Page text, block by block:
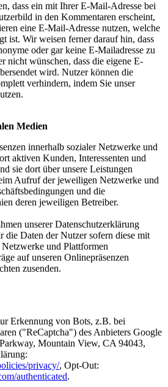
dass ein mit Ihrer E-Mail-Adresse bei
in den Kommentaren erscheint,
eine E-Mail-Adresse nutzen, welche
ist. Wir weisen ferner darauf hin, dass
oder gar keine E-Mailadresse zu
nicht wünschen, dass die eigene E-
wird. Nutzer können die
verhindern, indem Sie unser
Medien
innerhalb sozialer Netzwerke und
aktiven Kunden, Interessenten und
sie dort über unsere Leistungen
Aufruf der jeweiligen Netzwerke und
und die
deren jeweiligen Betreiber.
unserer Datenschutzerklärung
die Daten der Nutzer sofern diese mit
und Plattformen
auf unseren Onlinepräsenzen
zusenden.
Erkennung von Bots, z.B. bei
("ReCaptcha") des Anbieters Google
Mountain View, CA 94043,
privacy/, Opt-Out:
authenticated.